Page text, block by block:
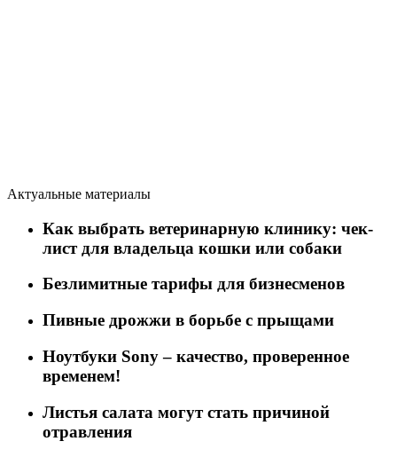
Актуальные материалы
Как выбрать ветеринарную клинику: чек-
лист для владельца кошки или собаки
Безлимитные тарифы для бизнесменов
Пивные дрожжи в борьбе с прыщами
Ноутбуки Sony – качество, проверенное
временем!
Листья салата могут стать причиной
отравления